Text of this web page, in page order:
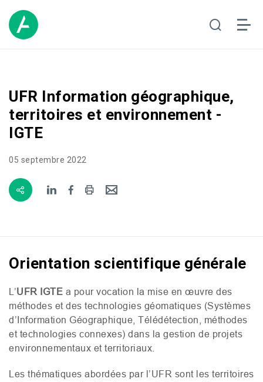
UFR Information géographique,
territoires et environnement -
IGTE
05 septembre 2022
Orientation scientifique générale
L’UFR IGTE a pour vocation la mise en œuvre des
méthodes et des technologies géomatiques (Systèmes
d’Information Géographique, Télédétection, méthodes
et technologies connexes) dans la gestion de projets
environnementaux et territoriaux.
Les thématiques abordées par l’UFR sont les territoires